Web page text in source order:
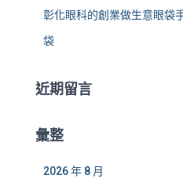
彰化眼科的創業做生意眼袋
袋
近期留言
彙整
2026 年 8 月